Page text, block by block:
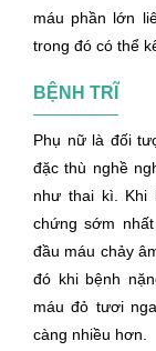
máu phần lớn
trong đó có thể
BỆNH TRĨ
Phụ nữ là đối
đặc thù nghề
như thai kì. Khi
chứng sớm
đầu máu chảy
đó khi bệnh
máu đỏ tươi
càng nhiều hơn.